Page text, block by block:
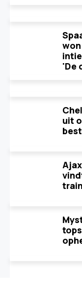
'De
uit